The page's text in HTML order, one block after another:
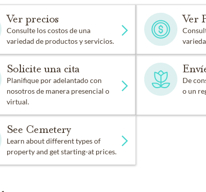
Ver precios
Consulte los costos de una
variedad de productos y servicios.
Ver
Solicite una cita
Planifique por adelantado con
nosotros de manera presencial o
virtual.
De
o un
See Cemetery
Learn about different types of
property and get starting-at prices.